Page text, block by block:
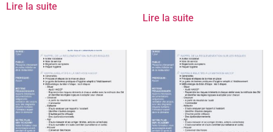
Lire la suite
Lire la suite